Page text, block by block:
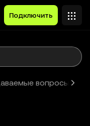
Подключить
вопросы